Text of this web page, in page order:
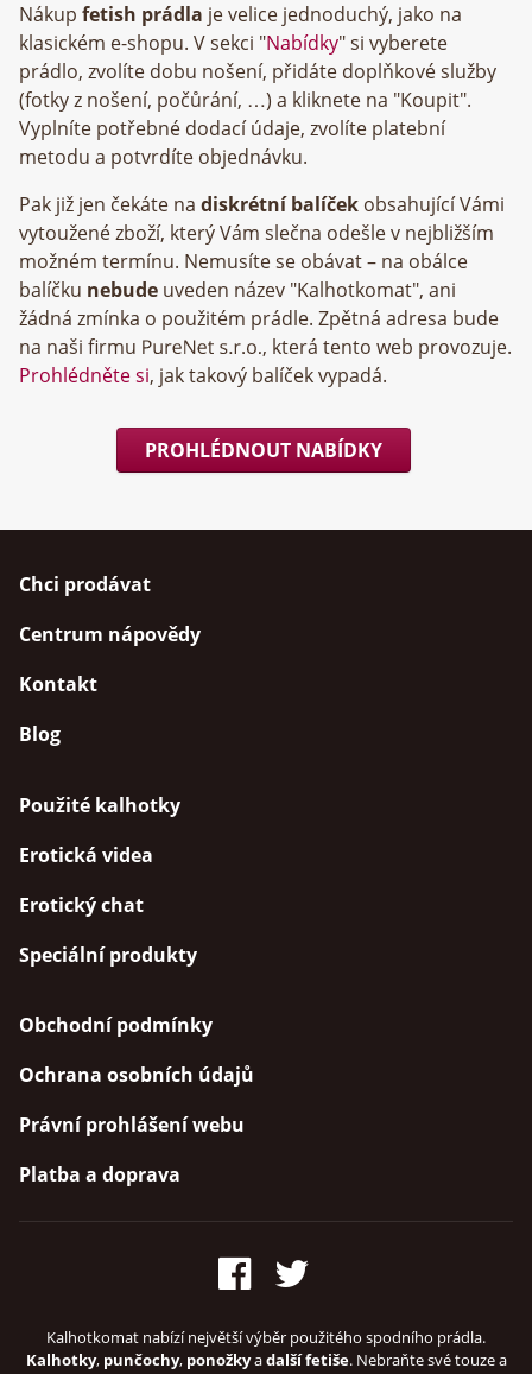
Nákup fetish prádla je velice jednoduchý, jako na
klasickém e-shopu. V sekci "Nabídky" si vyberete
prádlo, zvolíte dobu nošení, přidáte doplňkové služby
(fotky z nošení, počůrání, …) a kliknete na "Koupit".
Vyplníte potřebné dodací údaje, zvolíte platební
metodu a potvrdíte objednávku.
Pak již jen čekáte na diskrétní balíček obsahující Vámi
vytoužené zboží, který Vám slečna odešle v nejbližším
možném termínu. Nemusíte se obávat – na obálce
balíčku nebude uveden název "Kalhotkomat", ani
žádná zmínka o použitém prádle. Zpětná adresa bude
na naši firmu
, která tento web provozuje.
Prohlédněte si, jak takový balíček vypadá.
PROHLÉDNOUT NABÍDKY
Chci prodávat
Centrum nápovědy
Kontakt
Blog
Použité kalhotky
Erotická videa
Erotický chat
Speciální produkty
Obchodní podmínky
Ochrana osobních údajů
Právní prohlášení webu
Platba a doprava
Kalhotkomat nabízí největší výběr použitého spodního prádla.
Kalhotky, punčochy, ponožkyadalší fetiše. Nebraňte své touze a